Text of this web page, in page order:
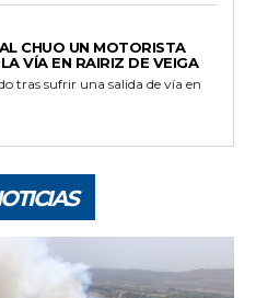
CHUO UN MOTORISTA
VÍA EN RAIRIZ DE VEIGA
tras sufrir una salida de vía en